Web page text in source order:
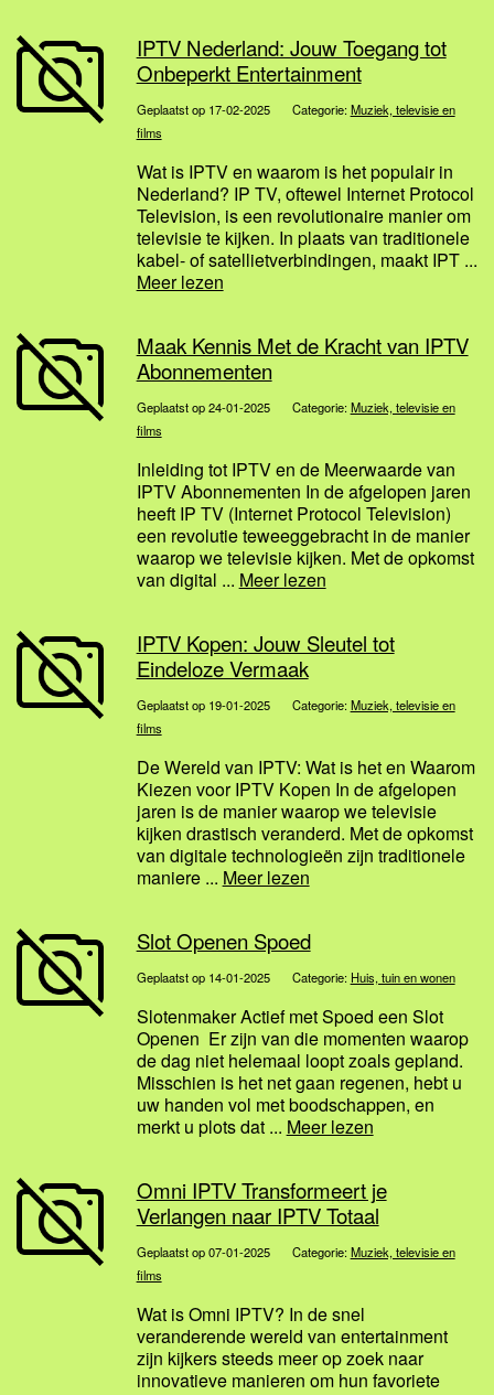
IPTV Nederland: Jouw Toegang tot
Onbeperkt Entertainment
Geplaatst op 17-02-2025 Categorie:Muziek, televisie en
films
Wat is IPTV en waarom is het populair in
Nederland? IP TV, oftewel Internet Protocol
Television, is een revolutionaire manier om
televisie te kijken. In plaats van traditionele
kabel- of satellietverbindingen, maakt IPT ...
Meer lezen
Maak Kennis Met de Kracht van IPTV
Abonnementen
Geplaatst op 24-01-2025 Categorie:Muziek, televisie en
films
Inleiding tot IPTV en de Meerwaarde van
IPTV Abonnementen In de afgelopen jaren
heeft IP TV (Internet Protocol Television)
een revolutie teweeggebracht in de manier
waarop we televisie kijken. Met de opkomst
van digital ... Meer lezen
IPTV Kopen: Jouw Sleutel tot
Eindeloze Vermaak
Geplaatst op 19-01-2025 Categorie:Muziek, televisie en
films
De Wereld van IPTV: Wat is het en Waarom
Kiezen voor IPTV Kopen In de afgelopen
jaren is de manier waarop we televisie
kijken drastisch veranderd. Met de opkomst
van digitale technologieën zijn traditionele
maniere ... Meer lezen
Slot Openen Spoed
Geplaatst op 14-01-2025 Categorie: Huis, tuin en wonen
Slotenmaker Actief met Spoed een Slot
Openen Er zijn van die momenten waarop
de dag niet helemaal loopt zoals gepland.
Misschien is het net gaan regenen, hebt u
uw handen vol met boodschappen, en
merkt u plots dat ... Meer lezen
Omni IPTV Transformeert je
Verlangen naar IPTV Totaal
Geplaatst op 07-01-2025 Categorie:Muziek, televisie en
films
Wat is Omni IPTV? In de snel
veranderende wereld van entertainment
zijn kijkers steeds meer op zoek naar
innovatieve manieren om hun favoriete